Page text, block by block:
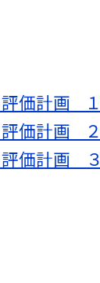
評価計画
評価計画
評価計画